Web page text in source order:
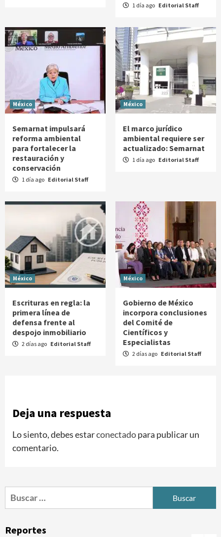
1 día ago Editorial Staff
México
Semarnat impulsará
reforma ambiental
para fortalecer la
restauración y
conservación
1 día ago Editorial Staff
México
El marco jurídico
ambiental requiere ser
actualizado: Semarnat
1 día ago Editorial Staff
México
Escrituras en regla: la
primera línea de
defensa frente al
despojo inmobiliario
2 días ago Editorial Staff
México
Gobierno de México
incorpora conclusiones
del Comité de
Científicos y
Especialistas
2 días ago Editorial Staff
Deja una respuesta
Lo siento, debes estarconectadopara publicar un
comentario.
Buscar:
Reportes